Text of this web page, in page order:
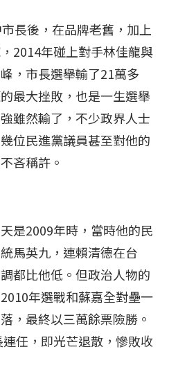
長後，在品牌老舊，加上
2014年碰上對手林佳龍與
，市長選舉輸了21萬多
最大挫敗，也是一生選舉
雖然輸了，不少政界人士
位民進黨議員甚至對他的
吝稱許。
是2009年時，當時他的民
馬英九，連賴清德在台
都比他低。但政治人物的
年選戰和蘇嘉全對壘一
，最終以三萬餘票險勝。
任，即光芒退散，慘敗收